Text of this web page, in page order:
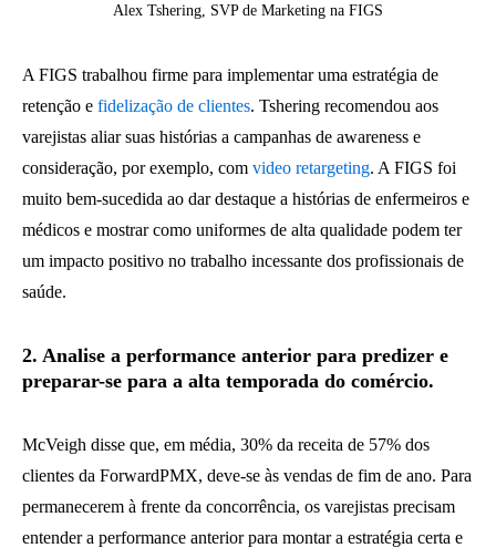
Alex Tshering, SVP de Marketing na FIGS
A FIGS trabalhou firme para implementar uma estratégia de
retenção e fidelização de clientes. Tshering recomendou aos
varejistas aliar suas histórias a campanhas de awareness e
consideração, por exemplo, com video retargeting. A FIGS foi
muito bem-sucedida ao dar destaque a histórias de enfermeiros e
médicos e mostrar como uniformes de alta qualidade podem ter
um impacto positivo no trabalho incessante dos profissionais de
saúde.
2. Analise a performance anterior para predizer e
preparar-se para a alta temporada do comércio.
McVeigh disse que, em média, 30% da receita de 57% dos
clientes da ForwardPMX, deve-se às vendas de fim de ano. Para
permanecerem à frente da concorrência, os varejistas precisam
entender a performance anterior para montar a estratégia certa e